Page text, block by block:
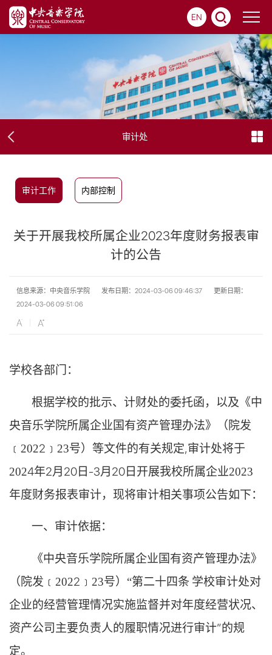
EN
审计处
审计工作 内部控制
关于开展我校所属企业2023年度财务报表审
计的公告
信息来源：中央音乐学院 发布日期：2024-03-06 09:46:37
更新日期：
2024-03-06 09:51:06
学校各部门 ：
根据学校的批示、计财处的委托函， 以及 《中
央音乐学院所属企业国有资产管理办法》（院发
﹝ 2022 ﹞ 23号） 等文件的有关规定,审计处将于
2024年2月 20日 -3月20日开展我校所属企业2023
年度财务报表审计， 现将审计相关事项公告如下：
一、 审计依据：
《中央音乐学院所属企业国有资产管理办法》
（院发﹝ 2022 ﹞ 23号）“第二十四条 学校审计处对
企业的经营管理情况实施监督并对年度经营状况、
资产公司主要负责人的履职情况进行审计”的规
定。